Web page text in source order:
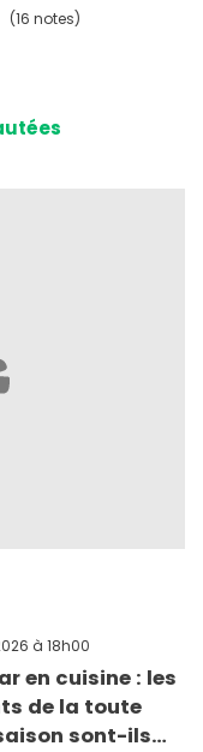
(16 notes)
à 18h00
en cuisine : les
de la toute
sont-ils